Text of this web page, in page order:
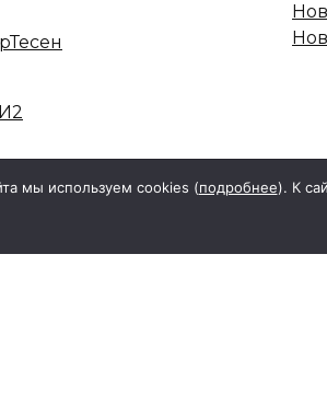
(название) средства
мы используем cookies (подробнее). К